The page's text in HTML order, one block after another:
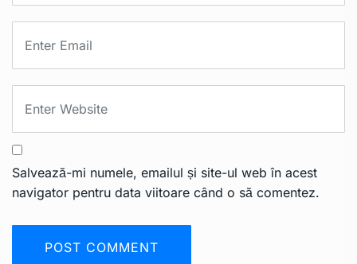
Salvează-mi numele, emailul și site-ul web în acest
navigator pentru data viitoare când o să comentez.